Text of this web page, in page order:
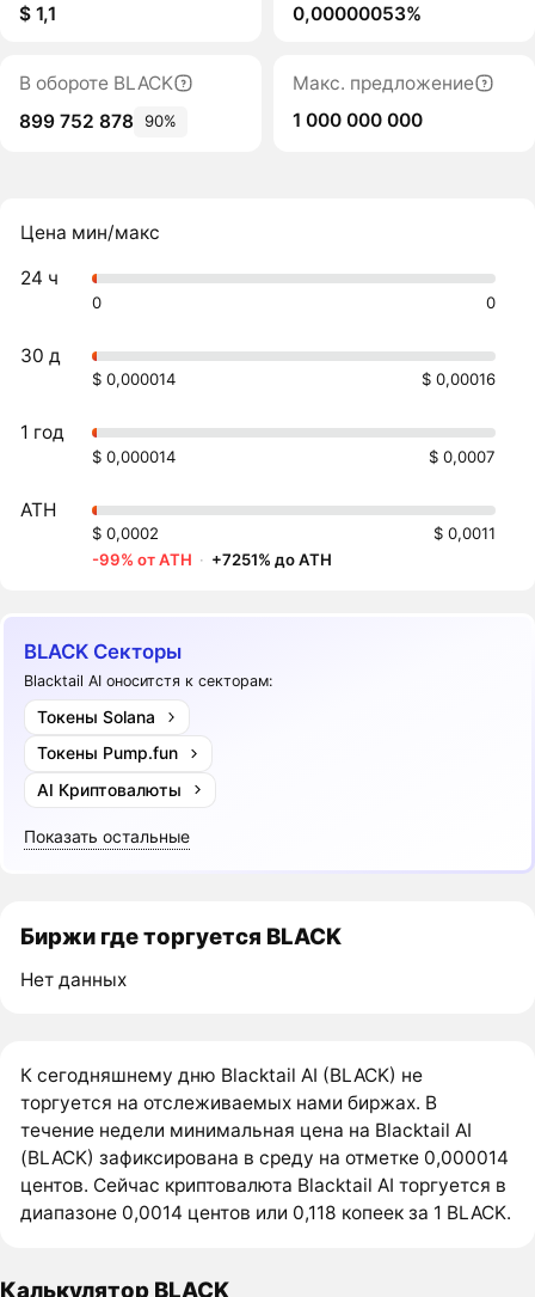
$ 1,1
0,00000053%
В обороте BLACK
899 752 878 90%
Макс. предложение
1 000 000 000
Цена мин/макс
24 ч
0 0
30 д
$ 0,000014 $ 0,00016
1 год
$ 0,000014 $ 0,0007
ATH
$ 0,0002
$ 0,0011
-99% от ATH · +7251% до ATH
BLACK Секторы
Blacktail AI оноситстя к секторам:
Токены Solana
Токены Pump.fun
AI Криптовалюты
Показать остальные
Биржи где торгуется BLACK
Нет данных
К сегодняшнему дню Blacktail AI (BLACK) не
торгуется на отслеживаемых нами биржах. В
течение недели минимальная цена на Blacktail AI
(BLACK) зафиксирована в среду на отметке 0,000014
центов. Сейчас криптовалюта Blacktail AI торгуется в
диапазоне 0,0014 центов или 0,118 копеек за 1 BLACK.
Калькулятор BLACK